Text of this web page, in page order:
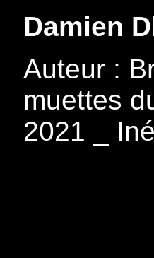
Damien
Auteur :
muettes
2021 _